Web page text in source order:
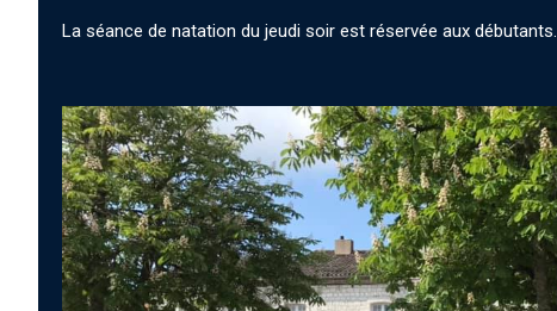
La séance de natation du jeudi soir est réservée aux débutants.